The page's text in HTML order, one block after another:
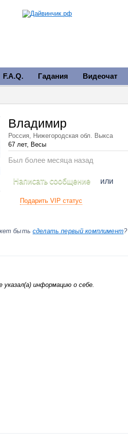
F.A.Q. Гадания Видеочат
Владимир
Россия, Нижегородская обл. Выкса
67 лет, Весы
Был более месяца назад
Написать сообщение или
Подарить VIP статус
быть сделать первый комплимент?
указал(а) информацию о себе.